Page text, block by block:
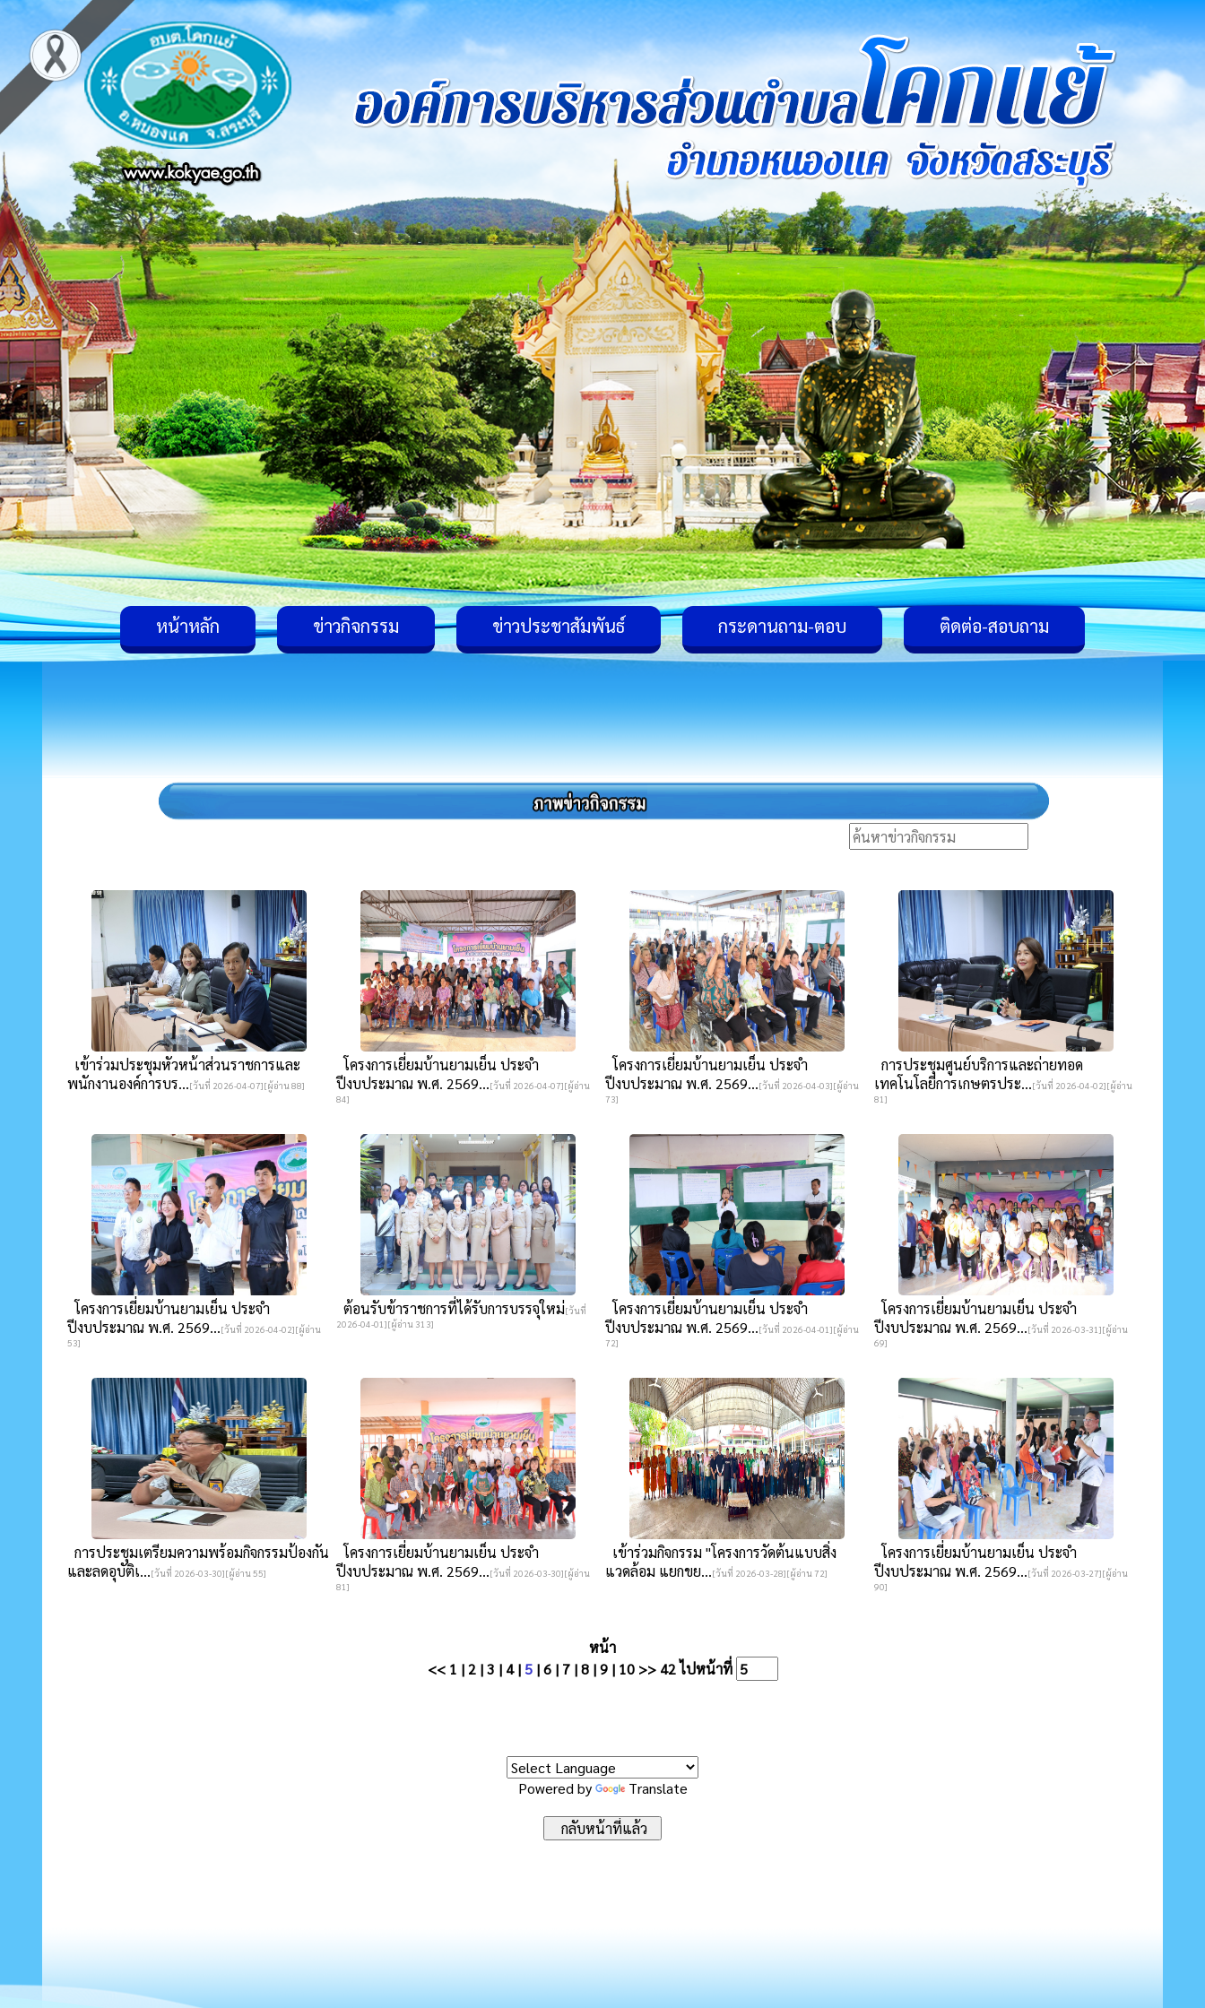
หน้าหลัก ข่าวกิจกรรม ข่าวประชาสัมพันธ์ กระดานถาม-ตอบ ติดต่อ-สอบถาม
เข้าร่วมประชุมหัวหน้าส่วนราชการและ
พนักงานองค์การบร...[วันที่ 2026-04-07][ผู้อ่าน 88]
โครงการเยี่ยมบ้านยามเย็น ประจำ
ปีงบประมาณ พ.ศ. 2569...[วันที่ 2026-04-07][ผู้อ่าน
84]
โครงการเยี่ยมบ้านยามเย็น ประจำ
ปีงบประมาณ พ.ศ. 2569...[วันที่ 2026-04-03][ผู้อ่าน
73]
การประชุมศูนย์บริการและถ่ายทอด
เทคโนโลยีการเกษตรประ...[วันที่ 2026-04-02][ผู้อ่าน
81]
โครงการเยี่ยมบ้านยามเย็น ประจำ
ปีงบประมาณ พ.ศ. 2569...[วันที่ 2026-04-02][ผู้อ่าน
53]
ต้อนรับข้าราชการที่ได้รับการบรรจุใหม่[วันที่
2026-04-01][ผู้อ่าน 313]
โครงการเยี่ยมบ้านยามเย็น ประจำ
ปีงบประมาณ พ.ศ. 2569...[วันที่ 2026-04-01][ผู้อ่าน
72]
โครงการเยี่ยมบ้านยามเย็น ประจำ
ปีงบประมาณ พ.ศ. 2569...[วันที่ 2026-03-31][ผู้อ่าน
69]
การประชุมเตรียมความพร้อมกิจกรรมป้องกัน
และลดอุบัติเ...[วันที่ 2026-03-30][ผู้อ่าน 55]
โครงการเยี่ยมบ้านยามเย็น ประจำ
ปีงบประมาณ พ.ศ. 2569...[วันที่ 2026-03-30][ผู้อ่าน
81]
เข้าร่วมกิจกรรม "โครงการวัดต้นแบบสิ่ง
แวดล้อม แยกขย...[วันที่ 2026-03-28][ผู้อ่าน 72]
โครงการเยี่ยมบ้านยามเย็น ประจำ
ปีงบประมาณ พ.ศ. 2569...[วันที่ 2026-03-27][ผู้อ่าน
90]
หน้า
<< 1 |2|3 | 4| 5|6| 7|8|9| 10 >> 42ไปหน้าที่
Powered by Translate